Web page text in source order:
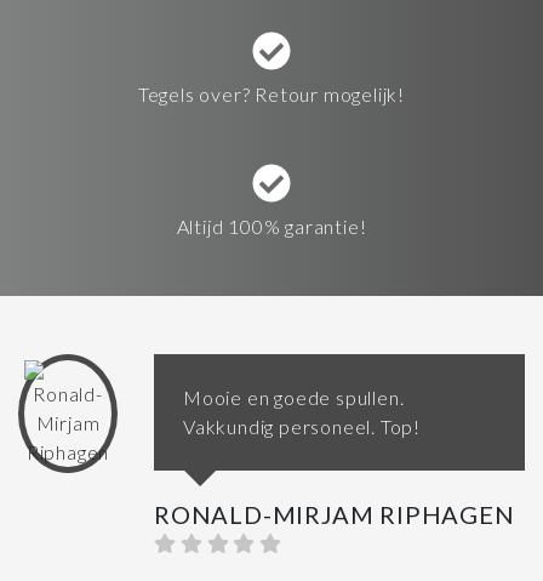
Tegels over? Retour mogelijk!
Altijd 100% garantie!
Mooie en goede spullen.
Vakkundig personeel. Top!
RONALD-MIRJAM RIPHAGEN